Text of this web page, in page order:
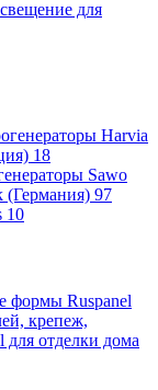
для
Harvia
18
Sawo
(Германия) 97
10
формы Ruspanel
крепеж,
для отделки дома